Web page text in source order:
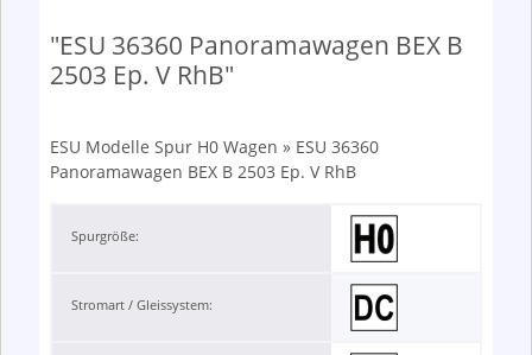
"ESU 36360 Panoramawagen BEX B
2503 Ep. V RhB"
ESU Modelle Spur H0 Wagen » ESU 36360
Panoramawagen BEX B 2503 Ep. V RhB
Spurgröße:
Stromart / Gleissystem: